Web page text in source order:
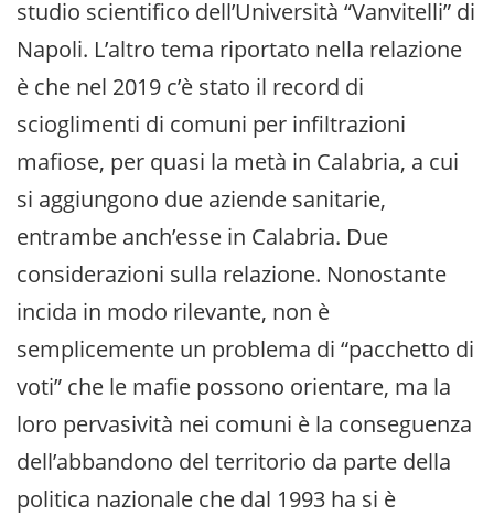
studio scientifico dell’Università “Vanvitelli” di
Napoli. L’altro tema riportato nella relazione
è che nel 2019 c’è stato il record di
scioglimenti di comuni per infiltrazioni
mafiose, per quasi la metà in Calabria, a cui
si aggiungono due aziende sanitarie,
entrambe anch’esse in Calabria. Due
considerazioni sulla relazione. Nonostante
incida in modo rilevante, non è
semplicemente un problema di “pacchetto di
voti” che le mafie possono orientare, ma la
loro pervasività nei comuni è la conseguenza
dell’abbandono del territorio da parte della
politica nazionale che dal 1993 ha si è